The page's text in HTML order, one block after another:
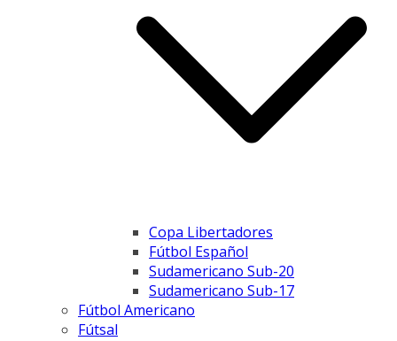
Copa Libertadores
Fútbol Español
Sudamericano Sub-20
Sudamericano Sub-17
Fútbol Americano
Fútsal